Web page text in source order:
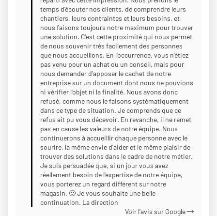
temps d'écouter nos clients, de comprendre leurs
chantiers, leurs contraintes et leurs besoins, et
nous faisons toujours notre maximum pour trouver
une solution. C'est cette proximité qui nous permet
de nous souvenir très facilement des personnes
que nous accueillons. En l'occurrence, vous n'étiez
pas venu pour un achat ou un conseil, mais pour
nous demander d'apposer le cachet de notre
entreprise sur un document dont nous ne pouvions
ni vérifier l'objet ni la finalité. Nous avons donc
refusé, comme nous le faisons systématiquement
dans ce type de situation. Je comprends que ce
refus ait pu vous décevoir. En revanche, il ne remet
pas en cause les valeurs de notre équipe. Nous
continuerons à accueillir chaque personne avec le
sourire, la même envie d'aider et le même plaisir de
trouver des solutions dans le cadre de notre métier.
Je suis persuadée que, si un jour vous avez
réellement besoin de l'expertise de notre équipe,
vous porterez un regard différent sur notre
magasin. 🙂 Je vous souhaite une belle
continuation. La direction
Voir l'avis sur Google